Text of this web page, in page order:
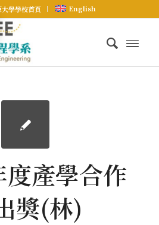
大學學校首頁 English
度產學合作
獎(林)